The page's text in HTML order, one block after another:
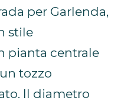
per Garlenda,
stile
pianta centrale
tozzo
Il diametro